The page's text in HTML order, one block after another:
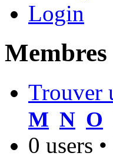
Login
Membres
Trouver
M N O
0 users